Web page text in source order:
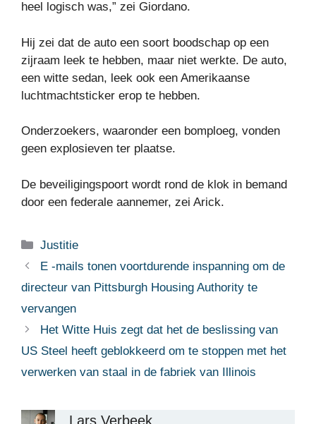
heel logisch was,” zei Giordano.
Hij zei dat de auto een soort boodschap op een
zijraam leek te hebben, maar niet werkte. De auto,
een witte sedan, leek ook een Amerikaanse
luchtmachtsticker erop te hebben.
Onderzoekers, waaronder een bomploeg, vonden
geen explosieven ter plaatse.
De beveiligingspoort wordt rond de klok in bemand
door een federale aannemer, zei Arick.
Categorieën
Justitie
E -mails tonen voortdurende inspanning om de
directeur van Pittsburgh Housing Authority te
vervangen
Het Witte Huis zegt dat het de beslissing van
US Steel heeft geblokkeerd om te stoppen met het
verwerken van staal in de fabriek van Illinois
Lars Verbeek